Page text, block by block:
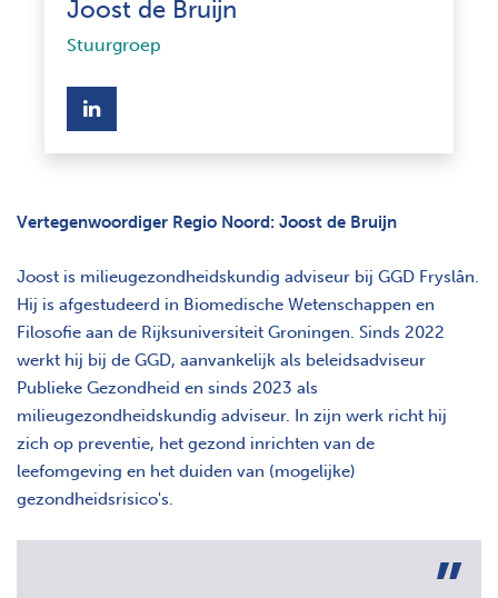
Vertegenwoordiger Regio Noord: Joost de Bruijn
Joost is milieugezondheidskundig adviseur bij GGD Fryslân.
Hij is afgestudeerd in Biomedische Wetenschappen en
Filosofie aan de Rijksuniversiteit Groningen. Sinds 2022
werkt hij bij de GGD, aanvankelijk als beleidsadviseur
Publieke Gezondheid en sinds 2023 als
milieugezondheidskundig adviseur. In zijn werk richt hij
zich op preventie, het gezond inrichten van de
leefomgeving en het duiden van (mogelijke)
gezondheidsrisico's.
Joost de Bruijn
Stuurgroep
opent nieuw scherm